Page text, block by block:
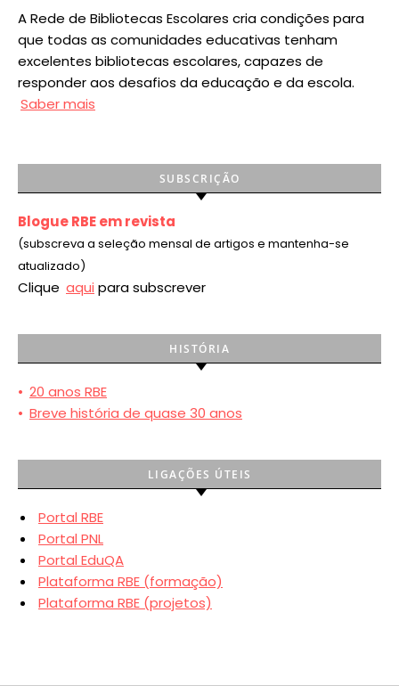
A Rede de Bibliotecas Escolares cria condições para
que todas as comunidades educativas tenham
excelentes bibliotecas escolares, capazes de
responder aos desafios da educação e da escola.
Saber mais
SUBSCRIÇÃO
Blogue RBE em revista
(subscreva a seleção mensal de artigos e mantenha-se
atualizado)
Clique aqui para subscrever
HISTÓRIA
• 20 anos RBE
• Breve história de quase 30 anos
LIGAÇÕES ÚTEIS
Portal RBE
Portal PNL
Portal EduQA
Plataforma RBE (formação)
Plataforma RBE (projetos)